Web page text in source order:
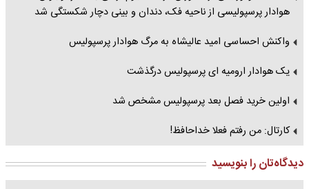
هوادار پرسپولیسی از ناحیه فک، دندان و بینی دچار شکستگی شد
واکنش احساسی امید عالیشاه به مرگ هوادار پرسپولیس
یک هوادار ارومیه ای پرسپولیس درگذشت
اولین خرید فصل بعد پرسپولیس مشخص شد
کارتال: من رفتم فعلا خداحافظ!
دیدگاه‌تان را بنویسید